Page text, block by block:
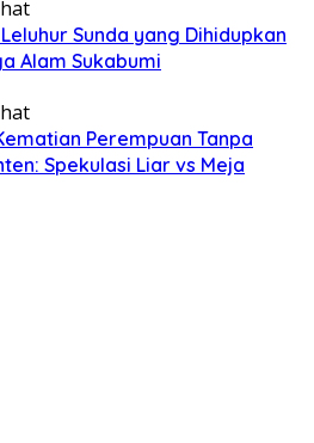
Leluhur Sunda yang Dihidupkan
Alam Sukabumi
Perempuan Tanpa
Spekulasi Liar vs Meja